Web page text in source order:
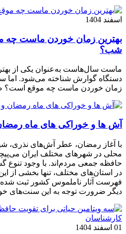
اسفند 1404
بهترین زمان خوردن ماست چه
شب؟
ماست سال‌هاست به‌عنوان یکی از
دستگاه گوارش شناخته می‌شود. اما
زمان خوردن ماست چه موقع است؟
آش ها و خوراکی های ماه
با آغاز رمضان، عطر آش‌های نذری،
محلی در شهرهای مختلف ایران
حافظه جمعی مردم‌اند. با وجود تنوع
در استان‌های مختلف، تنها بخشی از
فهرست آثار ناملموس کشور ثبت شده و
دیگر ضرورت توجه به این سنت‌های
01 اسفند 1404